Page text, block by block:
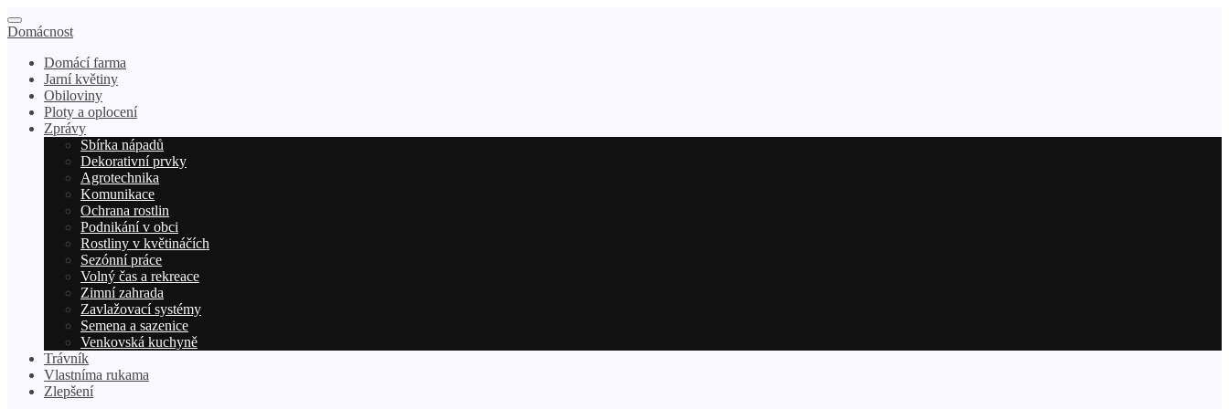
Domácnost
Domácí farma
Jarní květiny
Obiloviny
Ploty a oplocení
Zprávy
Sbírka nápadů
Dekorativní prvky
Agrotechnika
Komunikace
Ochrana rostlin
Podnikání v obci
Rostliny v květináčích
Sezónní práce
Volný čas a rekreace
Zimní zahrada
Zavlažovací systémy
Semena a sazenice
Venkovská kuchyně
Trávník
Vlastníma rukama
Zlepšení